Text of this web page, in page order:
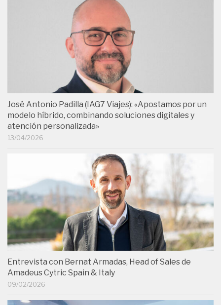
José Antonio Padilla (IAG7 Viajes): «Apostamos por un
modelo híbrido, combinando soluciones digitales y
atención personalizada»
13/04/2026
Entrevista con Bernat Armadas, Head of Sales de
Amadeus Cytric Spain & Italy
09/02/2026